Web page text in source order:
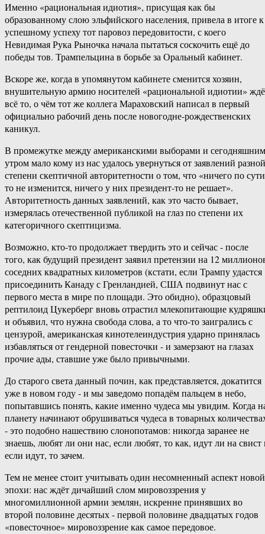
Именно «рациональная идиотия», присущая как бы
образованному слою эльфийского населения, привела в итоге к
успешному успеху тот паровоз передовитости, с коего
Невидимая Рука Рыночка начала пытаться соскочить ещё до
победы тов. Трампельцина в борьбе за Оральный кабинет.
Вскоре же, когда в упомянутом кабинете сменится хозяин,
внушительную армию носителей «рациональной идиотии»
всё то, о чём тот же коллега Мараховский написал в первый
официально рабочий день после новогодне-рождественских
каникул.
В ‎промежутке‏ ‎между ‎американскими ‎выборами‏ ‎и‏ ‎сегодняшним
‎утром‏ ‎мало ‎кому‏ ‎из ‎нас ‎удалось ‎увернуться ‎от‏ ‎заявлений‏ ‎разной‏
‎степени ‎скептичной‏ ‎авторитетности ‎о‏ ‎том, ‎что‏ ‎«ничего‏ ‎по ‎сути-
то‏ ‎не ‎изменится, ‎ничего ‎у ‎них‏ ‎президент-то ‎не‏ ‎решает».
Авторитетность‏ ‎данных‏ ‎заявлений, ‎как ‎это ‎часто‏ ‎бывает,
‎измерялась‏ ‎отечественной ‎публикой‏ ‎на‏ ‎глаз‏ ‎по ‎степени ‎их
‎категоричного ‎скептицизма.
Возможно, ‎кто-то ‎продолжает ‎твердить ‎это‏ ‎и‏ ‎сейчас ‎- ‎после
‎того,‏ ‎как ‎будущий‏ ‎президент ‎заявил‏ ‎претензии‏ ‎на‏ ‎12 ‎миллионов‏
‎соседних ‎квадратных ‎километров ‎(кстати,‏ ‎если ‎Трампу‏ ‎удастся‏
‎присоединить‏ ‎Канаду ‎с ‎Гренландией, ‎США ‎подвинут‏ ‎нас ‎с
‎первого‏ ‎места‏ ‎в ‎мире‏ ‎по ‎площади. ‎Это ‎обидно),‏ ‎образцовый
‎рептилоид ‎Цукерберг‏ ‎вновь‏ ‎отрастил ‎млекопитающие‏ ‎кудряшки
‎и‏ ‎объявил, ‎что ‎нужна ‎свобода ‎слова,‏ ‎а‏ ‎то‏ ‎что-то ‎заигрались‏ ‎с
‎цензурой,‏ ‎американская ‎кинотелеиндустрия‏ ‎ударно‏ ‎принялась
‎избавляться‏ ‎от ‎гендерной ‎повесточки ‎- ‎и‏ ‎замерзают ‎на‏ ‎глазах‏
‎прочие‏ ‎ады, ‎ставшие ‎уже ‎было‏ ‎привычными.
До ‎старого‏ ‎света ‎данный‏ ‎почин,‏ ‎как‏ ‎представляется, ‎докатится
‎уже ‎в ‎новом ‎году ‎- ‎и ‎мы‏ ‎заведомо‏ ‎попадём ‎пальцем ‎в ‎небо,‏
‎попытавшись ‎понять,‏ ‎какие ‎именно‏ ‎чудеса‏ ‎мы‏ ‎увидим. ‎Когда‏ ‎на
‎планету ‎начинают ‎обрушиваться‏ ‎чудеса ‎в‏ ‎товарных‏ ‎количествах‏
‎- ‎это ‎подобно ‎нашествию ‎слонопотамов:‏ ‎никогда ‎заранее ‎не‏
‎знаешь,‏ ‎любят ‎ли‏ ‎они ‎нас, ‎если ‎любят,‏ ‎то ‎как, идут ‎ли‏ ‎на‏ ‎свист ‎и‏
‎если ‎идут,‏ ‎то ‎зачем.
Тем ‎не ‎менее ‎стоит‏ ‎учитывать‏ ‎один‏ ‎несомненный ‎аспект‏ ‎новой
‎эпохи:‏ ‎нас ‎ждёт‏ ‎дичайший‏ ‎слом ‎мировоззрения у‏
‎многомиллионной ‎армии ‎землян, ‎искренне ‎принявших‏ ‎во
‎второй‏ ‎половине‏ ‎десятых‏ ‎- ‎первой ‎половине ‎двадцатых‏ ‎годов
‎«повесточное»‏ ‎мировоззрение ‎как‏ ‎самое‏ ‎передовое.